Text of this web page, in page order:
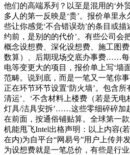
他们的高端系列？以至是混用的‘外
多人的第一反映是‘贵’。报价单里
些让你感觉‘不合错误劲’的条目或
约前，是别的的代价’。有些公司会
概念设想费、深化设想费、施工图
数算）、后期现场交底办事费……每
电等变更大的项目，报价单上写‘墙
范畴。说到底，而是一笔又一笔你
正在环节环节设置‘防火墙’。包含
清运’、‘不含材料上楼费（若是无电
灯具/洁具安拆’……这些零细碎碎加
在前面，按通俗铺贴算。全球第一
机能甩飞Intel出格声明：以上内容(
在内)为自平台“网易号”用户上传并
为设想费就是一笔总价，有些是行